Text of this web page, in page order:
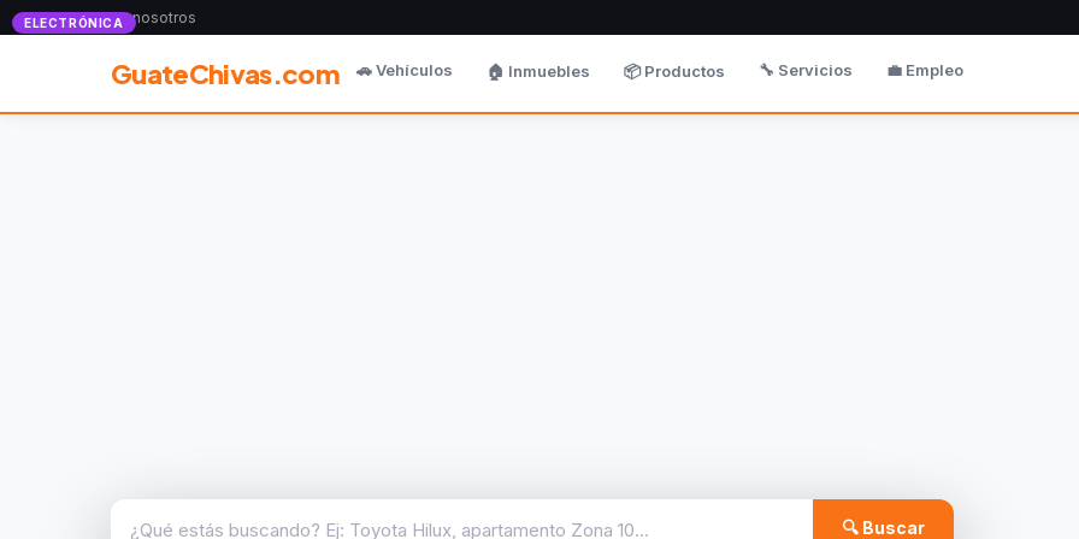
Anunciate con nosotros
GuateChivas.com 🚗 Vehículos 🏠 Inmuebles 📦 Productos 🔧 Servicios 💼 Empleo
🔍 Buscar
ELECTRÓNICA